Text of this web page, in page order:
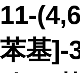
11-
苯基]-